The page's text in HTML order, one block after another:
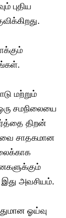
புதிய
மற்றும்
சமநிலையை
திறன்
சாதகமான
அவசியம்.
ஓய்வு